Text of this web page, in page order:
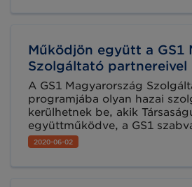
Működjön együtt a GS1
Szolgáltató partnereivel
A GS1 Magyarország
programjába olyan hazai
kerülhetnek be, akik
együttműködve, a GS1
és megoldásait, valamint a
lehetőségeket megismerve
2020-06-02